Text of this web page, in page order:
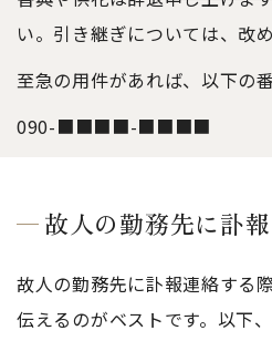
い。引き継ぎについては、改
至急の用件があれば、以下の
090-■■■■-■■■■
故人の勤務先に訃
故人の勤務先に訃報連絡する
伝えるのがベストです。以下